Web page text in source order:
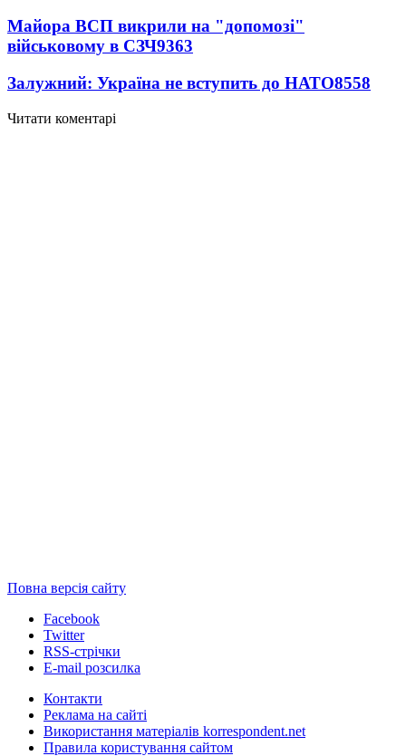
Майора ВСП викрили на "допомозі"
військовому в СЗЧ9363
Залужний: Україна не вступить до НАТО8558
Читати коментарі
Повна версія сайту
Facebook
Twitter
RSS-стрічки
E-mail розсилка
Контакти
Реклама на сайті
Використання матеріалів korrespondent.net
Правила користування сайтом